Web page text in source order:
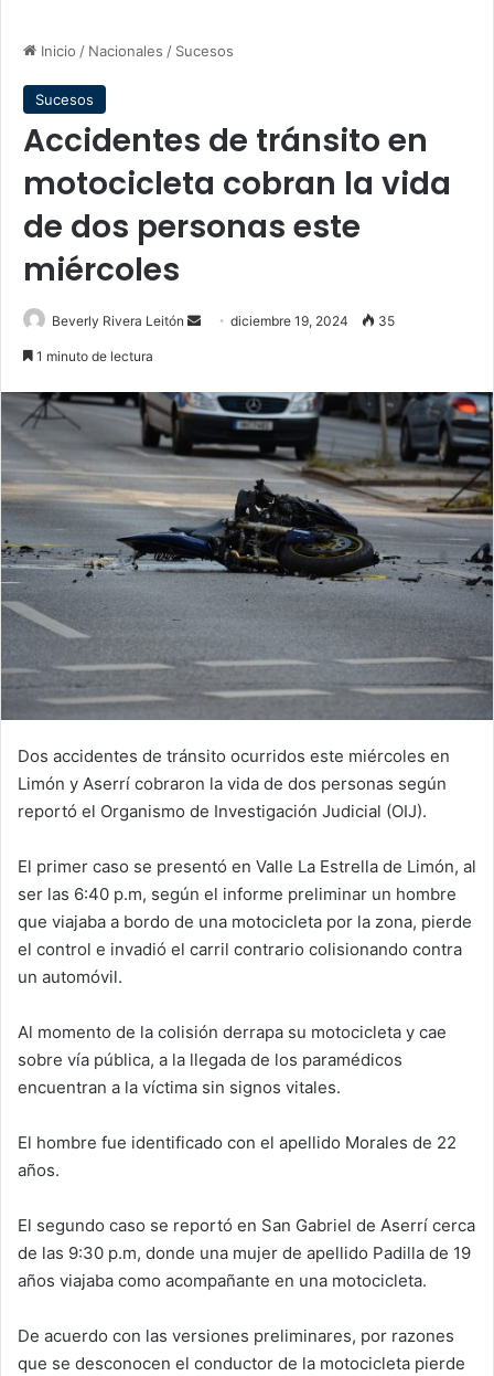
Inicio / Nacionales / Sucesos
Sucesos
Accidentes de tránsito en
motocicleta cobran la vida
de dos personas este
miércoles
Beverly Rivera Leitón
Senddiciembre 19, 2024 35
1 minuto de lectura
Dos accidentes de tránsito ocurridos este miércoles en
Limón y Aserrí cobraron la vida de dos personas según
reportó el Organismo de Investigación Judicial (OIJ).
El primer caso se presentó en Valle La Estrella de Limón, al
ser las 6:40 p.m, según el informe preliminar un hombre
que viajaba a bordo de una motocicleta por la zona, pierde
el control e invadió el carril contrario colisionando contra
un automóvil.
Al momento de la colisión derrapa su motocicleta y cae
sobre vía pública, a la llegada de los paramédicos
encuentran a la víctima sin signos vitales.
El hombre fue identificado con el apellido Morales de 22
años.
El segundo caso se reportó en San Gabriel de Aserrí cerca
de las 9:30 p.m, donde una mujer de apellido Padilla de 19
años viajaba como acompañante en una motocicleta.
De acuerdo con las versiones preliminares, por razones
que se desconocen el conductor de la motocicleta pierde